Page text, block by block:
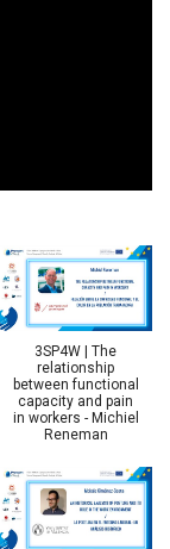
3SP4W | The
relationship
between functional
capacity and pain
in workers - Michiel
Reneman